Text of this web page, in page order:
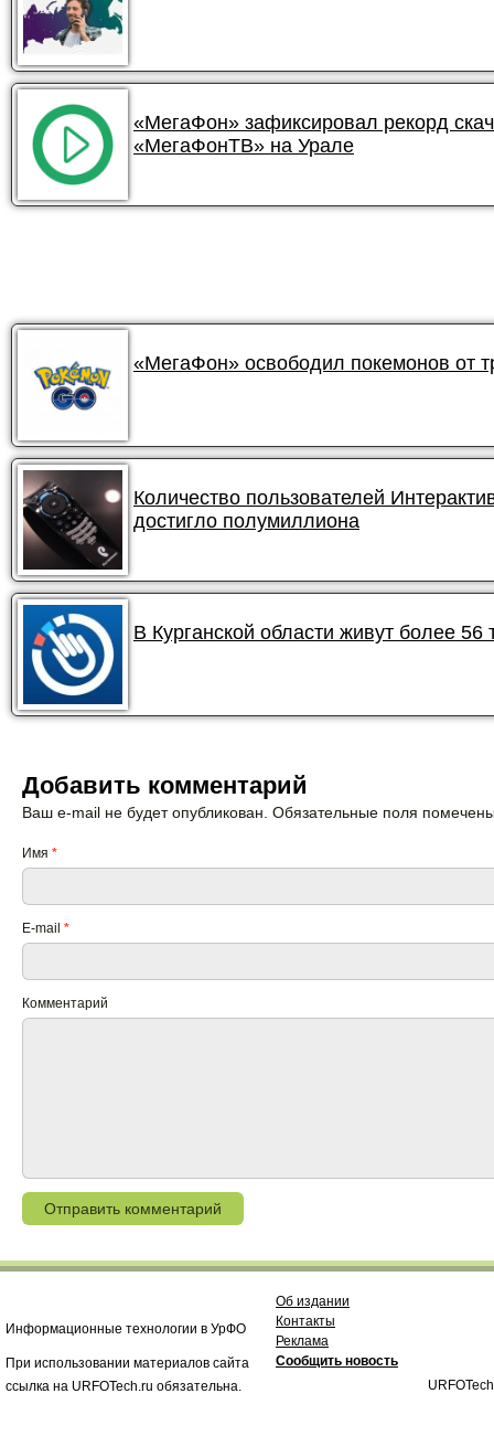
«МегаФон» зафиксировал рекорд
«МегаФонТВ» на Урале
«МегаФон» освободил покемонов от
Количество пользователей
достигло полумиллиона
В Курганской области живут более
Добавить комментарий
Ваш e-mail не будет опубликован. Обязательные поля
Имя *
E-mail *
Комментарий
Информационные технологии в УрФО
При использовании материалов сайта
ссылка на URFOTech.ru обязательна.
Об издании
Контакты
Реклама
Сообщить новость